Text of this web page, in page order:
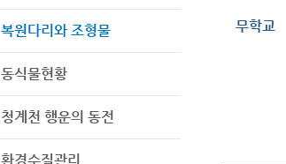
복원다리와 조형물
동식물현황
청계천 행운의 동전
환경수질관리
무학교